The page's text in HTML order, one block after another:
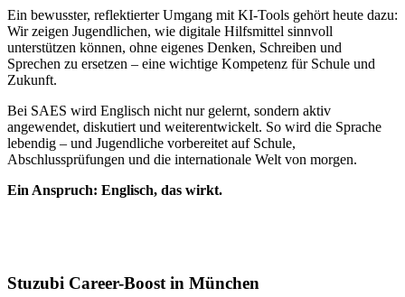
Ein bewusster, reflektierter Umgang mit KI-Tools gehört heute dazu:
Wir zeigen Jugendlichen, wie digitale Hilfsmittel sinnvoll
unterstützen können, ohne eigenes Denken, Schreiben und
Sprechen zu ersetzen – eine wichtige Kompetenz für Schule und
Zukunft.
Bei SAES wird Englisch nicht nur gelernt, sondern aktiv
angewendet, diskutiert und weiterentwickelt. So wird die Sprache
lebendig – und Jugendliche vorbereitet auf Schule,
Abschlussprüfungen und die internationale Welt von morgen.
Ein Anspruch: Englisch, das wirkt.
Stuzubi Career-Boost in München